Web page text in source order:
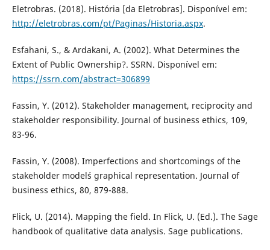
Eletrobras. (2018). História [da Eletrobras]. Disponível em:
http://eletrobras.com/pt/Paginas/Historia.aspx.
Esfahani, S., & Ardakani, A. (2002). What Determines the
Extent of Public Ownership?. SSRN. Disponível em:
https://ssrn.com/abstract=306899
Fassin, Y. (2012). Stakeholder management, reciprocity and
stakeholder responsibility. Journal of business ethics, 109,
83-96.
Fassin, Y. (2008). Imperfections and shortcomings of the
stakeholder model´s graphical representation. Journal of
business ethics, 80, 879-888.
Flick, U. (2014). Mapping the field. In Flick, U. (Ed.). The Sage
handbook of qualitative data analysis. Sage publications.